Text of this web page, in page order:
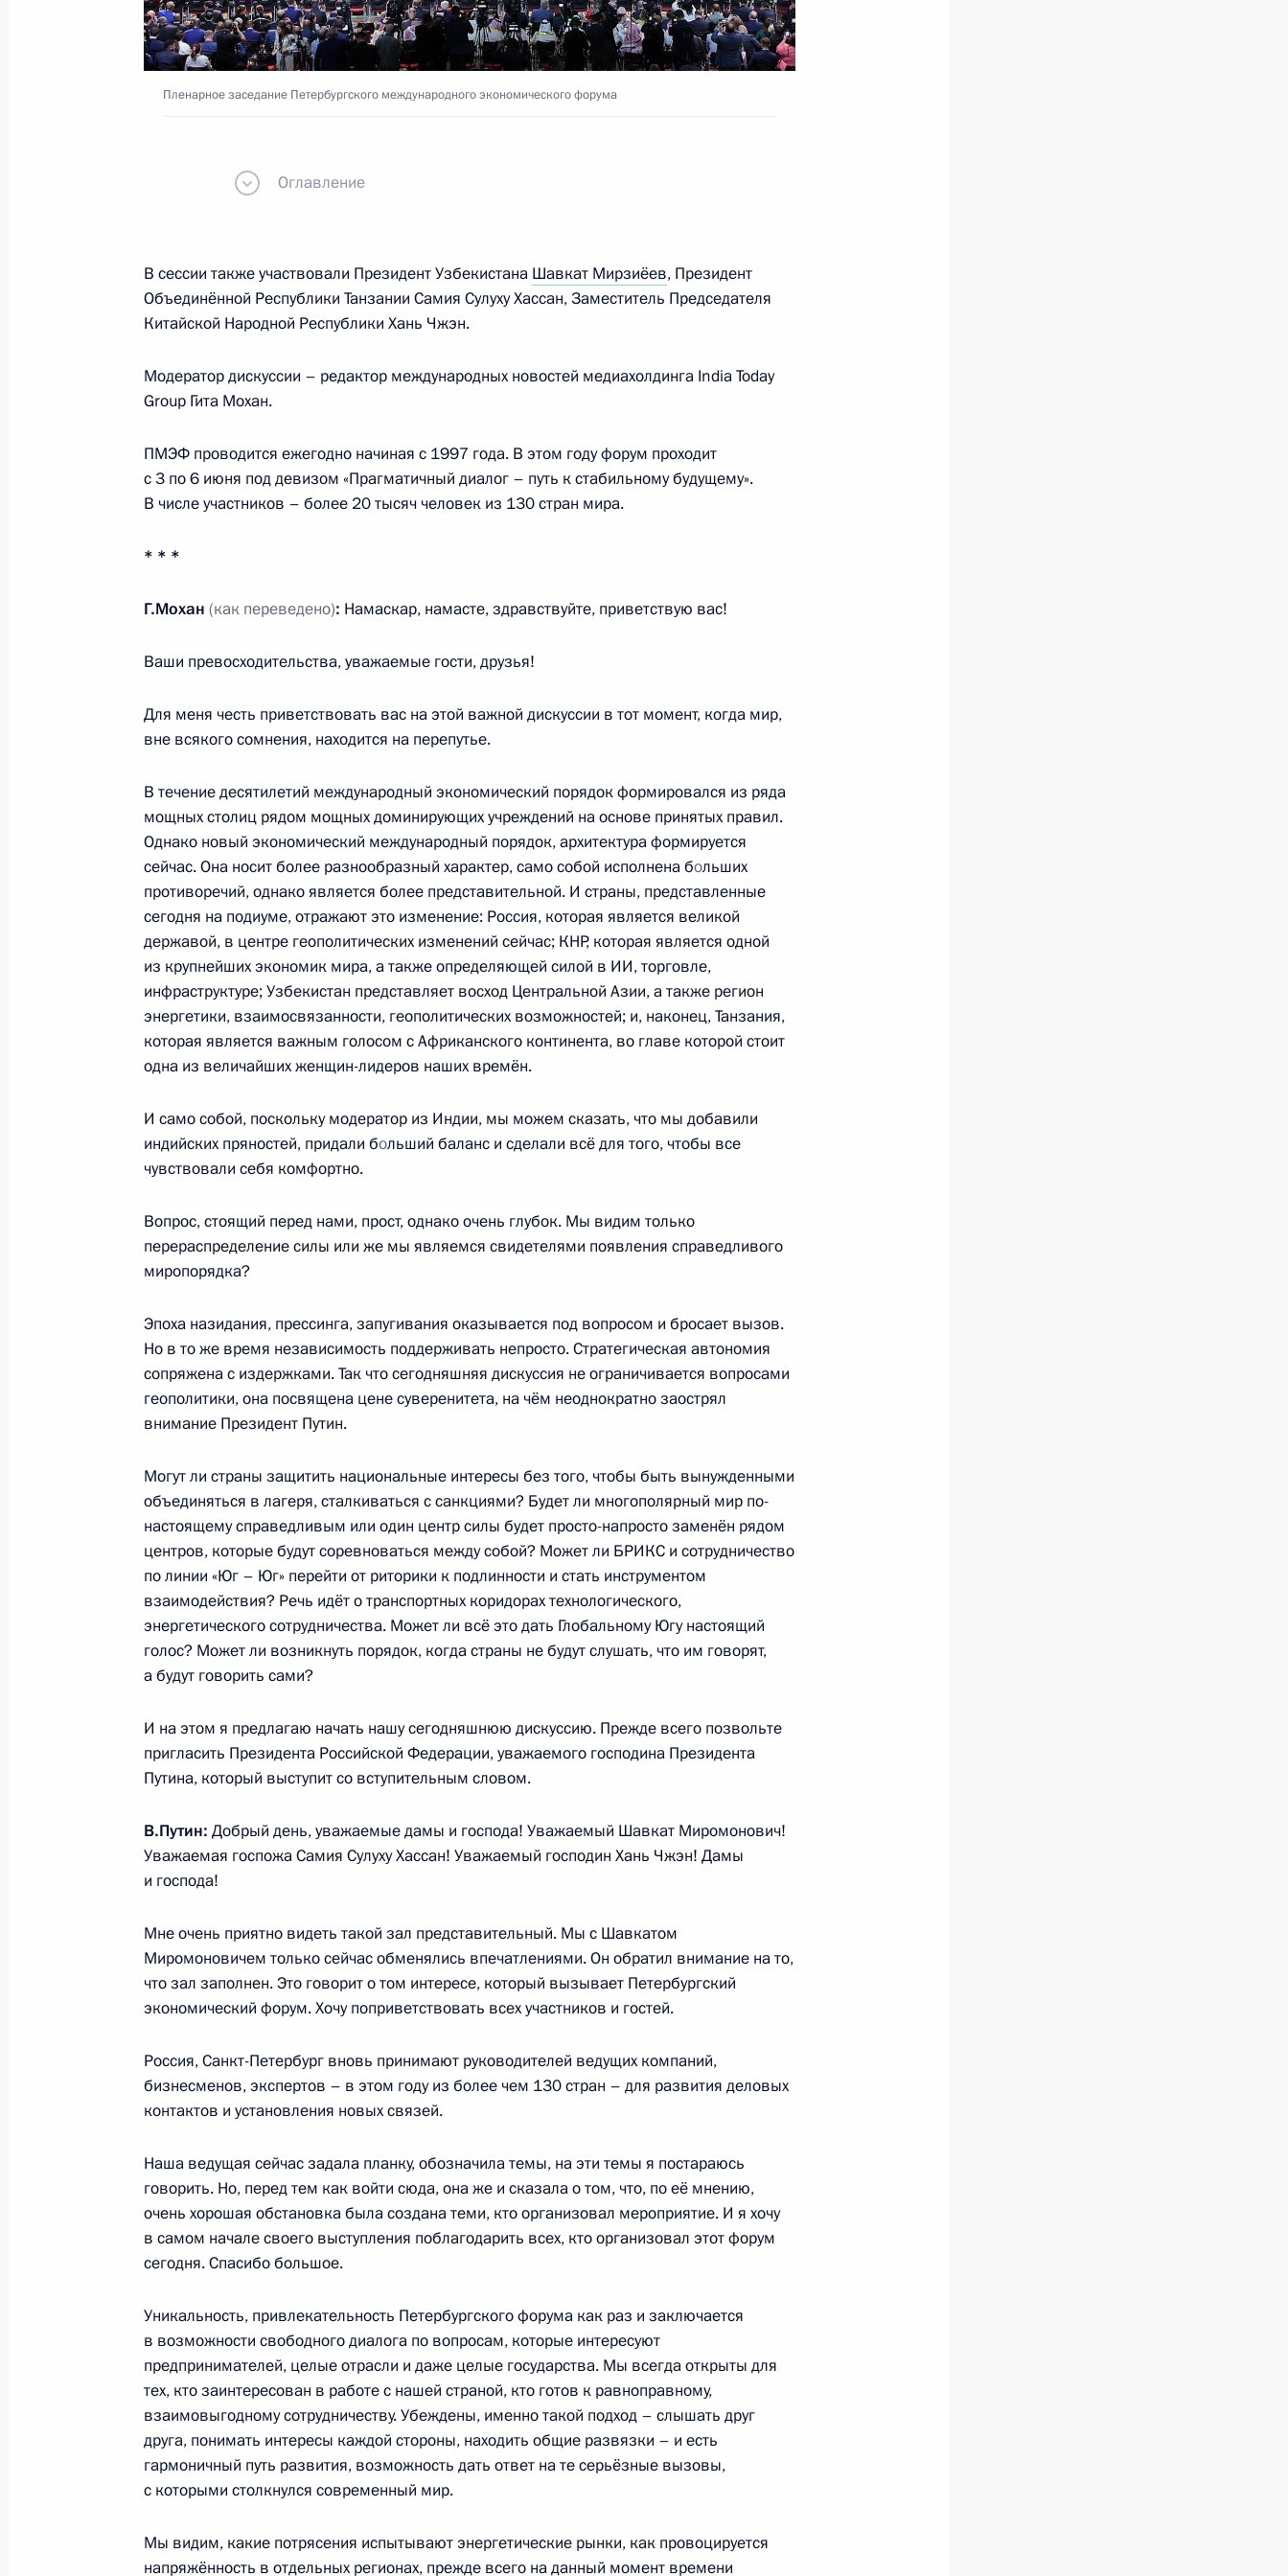
12 июня, пятница
Встреча с военнослужащими – участниками СВО
12 июня 2026 года, 17:25 Москва, Кремль
10 :
Вручение медалей Героя Труда и Государственных премий
11 июня, четверг
Объявлены лауреаты Государственных премий Российской
Федерации 2025 года
Совещание с постоянными членами Совета Безопасности
11 июня 2026 года, 13:00
Совещание с членами Правительства
10 июня 2026 года, 17:20 Московская область, Ново-Огарёво
9 июня, вторник
Встреча с Министром науки и высшего образования Валерием
Фальковым
9 июня 2026 года, 14:05 Москва, Кремль
8 июня, понедельник
Встреча с главой Объединённой судостроительной корпорации
Андреем Пучковым
3
6 июня, суббота
В Санкт-Петербурге Владимир Путин провёл ряд встреч
6 июня 2026 года, 20:15
5 июня, пятница
Встреча с губернатором Санкт-Петербурга Александром
Бегловым
5 июня 2026 года, 21:10
Беседа с Заместителем Председателя КНР Хань Чжэном
5 июня 2026 года, 20:30 Санкт-Петербург
6
Пленарное заседание Петербургского международного
экономического форума
4 июня, четверг
Начало строительства первого энергоблока интегрированной
АЭС в Узбекистане
4 июня 2026 года, 23:00
18
Встреча с Президентом Узбекистана Шавкатом Мирзиёевым
4 июня 2026 года, 22:45 Санкт-Петербург
Встреча с руководителями международных информагентств
3 июня, среда
Российско-танзанийские переговоры
2 июня, вторник
Телефонный разговор с Президентом Белоруссии Александром
Лукашенко
2 июня 2026 года, 18:45
Заседание Совета по реализации госполитики в сфере
Пленарное заседание Петербургского международного экономического форума
Оглавление
В сессии также участвовали Президент Узбекистана Шавкат Мирзиёев, Президент
Объединённой Республики Танзании Самия Сулуху Хассан, Заместитель Председателя
Китайской Народной Республики Хань Чжэн.
Модератор дискуссии – редактор международных новостей медиахолдинга India Today
Group Гита Мохан.
ПМЭФ проводится ежегодно начиная с 1997 года. В этом году форум проходит
с 3 по 6 июня под девизом «Прагматичный диалог – путь к стабильному будущему».
В числе участников – более 20 тысяч человек из 130 стран мира.
* * *
Г.Мохан (как переведено): Намаскар, намасте, здравствуйте, приветствую вас!
Ваши превосходительства, уважаемые гости, друзья!
Для меня честь приветствовать вас на этой важной дискуссии в тот момент, когда мир,
вне всякого сомнения, находится на перепутье.
В течение десятилетий международный экономический порядок формировался из ряда
мощных столиц рядом мощных доминирующих учреждений на основе принятых правил.
Однако новый экономический международный порядок, архитектура формируется
сейчас. Она носит более разнообразный характер, само собой исполнена больших
противоречий, однако является более представительной. И страны, представленные
сегодня на подиуме, отражают это изменение: Россия, которая является великой
державой, в центре геополитических изменений сейчас; КНР, которая является одной
из крупнейших экономик мира, а также определяющей силой в ИИ, торговле,
инфраструктуре; Узбекистан представляет восход Центральной Азии, а также регион
энергетики, взаимосвязанности, геополитических возможностей; и, наконец, Танзания,
которая является важным голосом с Африканского континента, во главе которой стоит
одна из величайших женщин-лидеров наших времён.
И само собой, поскольку модератор из Индии, мы можем сказать, что мы добавили
индийских пряностей, придали больший баланс и сделали всё для того, чтобы все
чувствовали себя комфортно.
Вопрос, стоящий перед нами, прост, однако очень глубок. Мы видим только
перераспределение силы или же мы являемся свидетелями появления справедливого
миропорядка?
Эпоха назидания, прессинга, запугивания оказывается под вопросом и бросает вызов.
Но в то же время независимость поддерживать непросто. Стратегическая автономия
сопряжена с издержками. Так что сегодняшняя дискуссия не ограничивается вопросами
геополитики, она посвящена цене суверенитета, на чём неоднократно заострял
внимание Президент Путин.
Могут ли страны защитить национальные интересы без того, чтобы быть вынужденными
объединяться в лагеря, сталкиваться с санкциями? Будет ли многополярный мир по-
настоящему справедливым или один центр силы будет просто-напросто заменён рядом
центров, которые будут соревноваться между собой? Может ли БРИКС и сотрудничество
по линии «Юг – Юг» перейти от риторики к подлинности и стать инструментом
взаимодействия? Речь идёт о транспортных коридорах технологического,
энергетического сотрудничества. Может ли всё это дать Глобальному Югу настоящий
голос? Может ли возникнуть порядок, когда страны не будут слушать, что им говорят,
а будут говорить сами?
И на этом я предлагаю начать нашу сегодняшнюю дискуссию. Прежде всего позвольте
пригласить Президента Российской Федерации, уважаемого господина Президента
Путина, который выступит со вступительным словом.
В.Путин: Добрый день, уважаемые дамы и господа! Уважаемый Шавкат Миромонович!
Уважаемая госпожа Самия Сулуху Хассан! Уважаемый господин Хань Чжэн! Дамы
и господа!
Мне очень приятно видеть такой зал представительный. Мы с Шавкатом
Миромоновичем только сейчас обменялись впечатлениями. Он обратил внимание на то,
что зал заполнен. Это говорит о том интересе, который вызывает Петербургский
экономический форум. Хочу поприветствовать всех участников и гостей.
Россия, Санкт-Петербург вновь принимают руководителей ведущих компаний,
бизнесменов, экспертов – в этом году из более чем 130 стран – для развития деловых
контактов и установления новых связей.
Наша ведущая сейчас задала планку, обозначила темы, на эти темы я постараюсь
говорить. Но, перед тем как войти сюда, она же и сказала о том, что, по её мнению,
очень хорошая обстановка была создана теми, кто организовал мероприятие. И я хочу
в самом начале своего выступления поблагодарить всех, кто организовал этот форум
сегодня. Спасибо большое.
Уникальность, привлекательность Петербургского форума как раз и заключается
в возможности свободного диалога по вопросам, которые интересуют
предпринимателей, целые отрасли и даже целые государства. Мы всегда открыты для
тех, кто заинтересован в работе с нашей страной, кто готов к равноправному,
взаимовыгодному сотрудничеству. Убеждены, именно такой подход – слышать друг
друга, понимать интересы каждой стороны, находить общие развязки – и есть
гармоничный путь развития, возможность дать ответ на те серьёзные вызовы,
с которыми столкнулся современный мир.
Мы видим, какие потрясения испытывают энергетические рынки, как провоцируется
напряжённость в отдельных регионах, прежде всего на данный момент времени